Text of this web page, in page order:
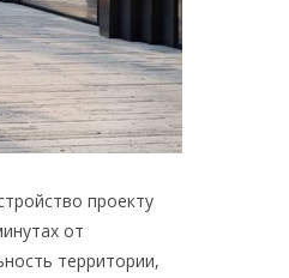
проекту
от
территории,